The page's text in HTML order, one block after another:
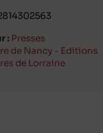
: Presses
de Nancy - Editions
de Lorraine